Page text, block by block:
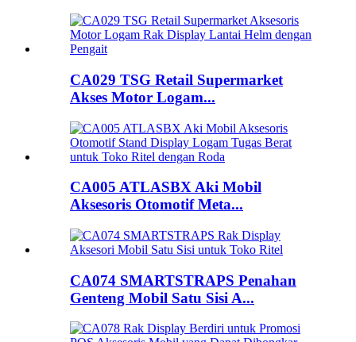
CA029 TSG Retail Supermarket
Akses Motor Logam...
CA005 ATLASBX Aki Mobil
Aksesoris Otomotif Meta...
CA074 SMARTSTRAPS Penahan
Genteng Mobil Satu Sisi A...